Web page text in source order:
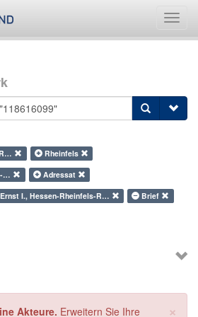
Rheinfels
…
Adressat
Ernst I., Hessen-Rheinfels-R… Brief
×
Akteure. Erweitern Sie Ihre